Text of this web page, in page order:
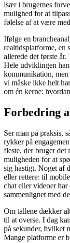
især i brugernes
mulighed for at
følelse af at være
Ifølge en
realtidsplatforme, en
allerede det første
Hele udviklingen
kommunikation, men
vi måske ikke helt
om én kerne:
Forbedring
Ser man på praksis,
rykker på
fleste, der bruger det
muligheden for at
sig hastigt. Noget af
eller rettere: til
chat eller videoer
sammenlignet med
Om tallene dækker
til at overse. I dag
på sekunder, hvilket
Mange platforme er